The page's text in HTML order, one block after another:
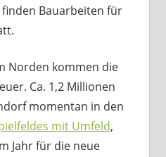
Bauarbeiten für
Norden kommen die
Ca. 1,2 Millionen
momentan in den
mit Umfeld,
Jahr für die neue